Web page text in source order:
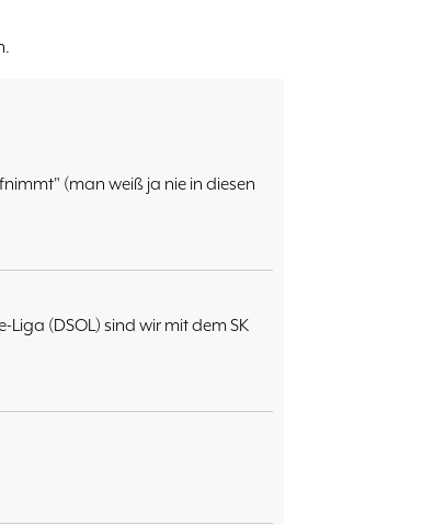
(man weiß ja nie in diesen
(DSOL) sind wir mit dem SK